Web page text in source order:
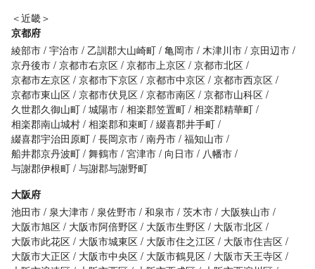
＜近畿＞
京都府
綾部市 宇治市 乙訓郡大山崎町 亀岡市 木津川市 京田辺市
京丹後市 京都市右京区 京都市上京区 京都市北区
京都市左京区 京都市下京区 京都市中京区 京都市西京区
京都市東山区 京都市伏見区 京都市南区 京都市山科区
久世郡久御山町 城陽市 相楽郡笠置町 相楽郡精華町
相楽郡南山城村 相楽郡和束町 綴喜郡井手町
綴喜郡宇治田原町 長岡京市 南丹市 福知山市
船井郡京丹波町 舞鶴市 宮津市 向日市
八幡市
与謝郡伊根町 与謝郡与謝野町
大阪府
池田市
泉大津市 泉佐野市 和泉市 茨木市
大阪狭山市
大阪市旭区
大阪市阿倍野区 大阪市生野区
大阪市北区
大阪市此花区
大阪市城東区 大阪市住之江区
大阪市住吉区
大阪市大正区
大阪市中央区 大阪市鶴見区
大阪市天王寺区